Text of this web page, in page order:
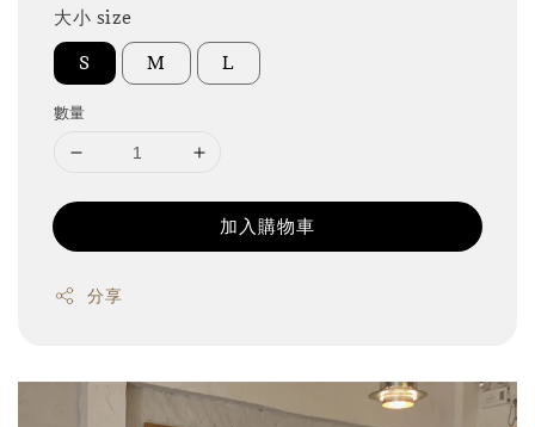
大小 size
S M L
數量
加入購物車
分享